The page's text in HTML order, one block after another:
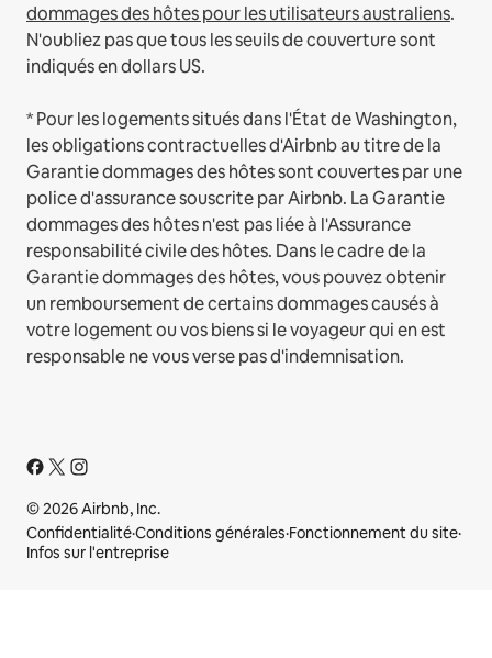
dommages des hôtes pour les utilisateurs australiens.
N'oubliez pas que tous les seuils de couverture sont
indiqués en dollars US.
* Pour les logements situés dans l'État de Washington,
les obligations contractuelles d'Airbnb au titre de la
Garantie dommages des hôtes sont couvertes par une
police d'assurance souscrite par Airbnb. La Garantie
dommages des hôtes n'est pas liée à l'Assurance
responsabilité civile des hôtes. Dans le cadre de la
Garantie dommages des hôtes, vous pouvez obtenir
un remboursement de certains dommages causés à
votre logement ou vos biens si le voyageur qui en est
responsable ne vous verse pas d'indemnisation.
© 2026 Airbnb, Inc.
Confidentialité·Conditions générales·Fonctionnement du site·
Infos sur l'entreprise